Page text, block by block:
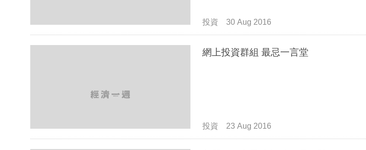
投資 30 Aug 2016
網上投資群組 最忌一言堂
投資 23 Aug 2016